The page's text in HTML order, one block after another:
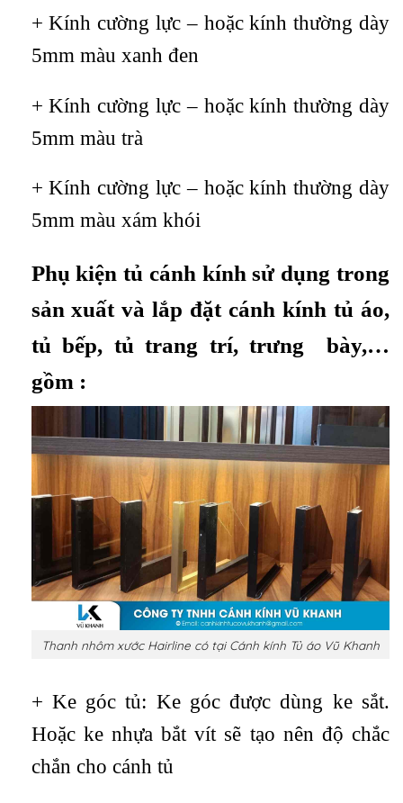
+ Kính cường lực – hoặc kính thường dày
5mm màu xanh đen
+ Kính cường lực – hoặc kính thường dày
5mm màu trà
+ Kính cường lực – hoặc kính thường dày
5mm màu xám khói
Phụ kiện tủ cánh kính sử dụng trong
sản xuất và lắp đặt cánh kính tủ áo,
tủ bếp, tủ trang trí, trưng bày,…
gồm :
Thanh nhôm xước Hairline có tại Cánh kính Tủ áo Vũ Khanh
+ Ke góc tủ: Ke góc được dùng ke sắt.
Hoặc ke nhựa bắt vít sẽ tạo nên độ chắc
chắn cho cánh tủ